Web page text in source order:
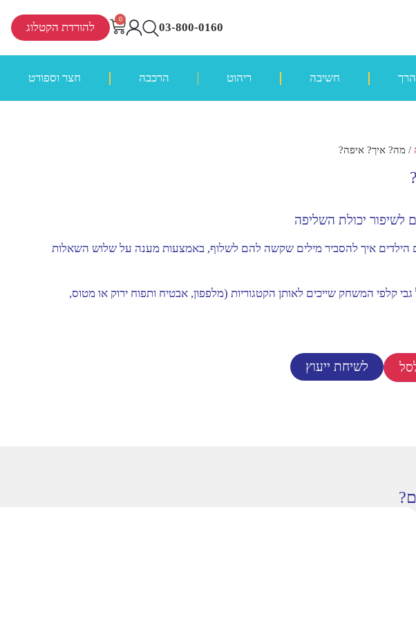
03-800-0160
0
להורדת הקטלוג
הרך חשיבה ריהוט הרכבה חצר וספורט
/ מה? איך? איפה?
לשיפור יכולת השליפה
הילדים איך להסביר מילים שקשה להם לשלוף, באמצעות מענה על שלוש השאלות
קלפי המשחק שייכים לאותן הקטגוריות (מלפפון, אבטיח ותפוח ירוק או מטוס,
לשיחת ייעוץ